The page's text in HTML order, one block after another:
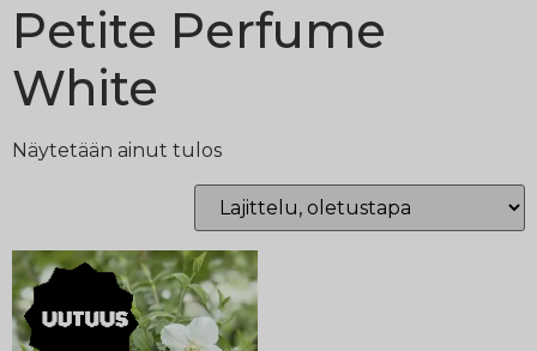
Petite Perfume
White
Näytetään ainut tulos